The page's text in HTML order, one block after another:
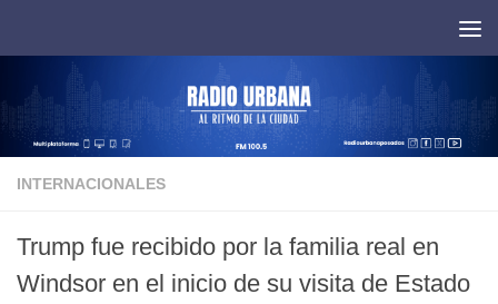
INTERNACIONALES
Trump fue recibido por la familia real en
Windsor en el inicio de su visita de Estado